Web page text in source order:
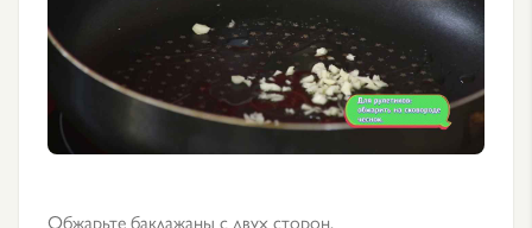
Обжарьте баклажаны с двух сторон.